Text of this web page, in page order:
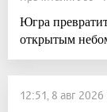
Югра
открытым
12:51, 8 авг 2026